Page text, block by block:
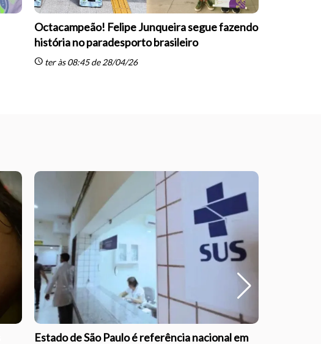
Octacampeão! Felipe Junqueira segue fazendo
história no paradesporto brasileiro
schedule ter às 08:45 de 28/04/26
Estado de São Paulo é referência nacional em